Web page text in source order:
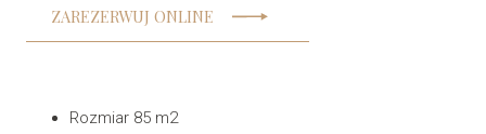
ZAREZERWUJ ONLINE
Rozmiar 85 m2